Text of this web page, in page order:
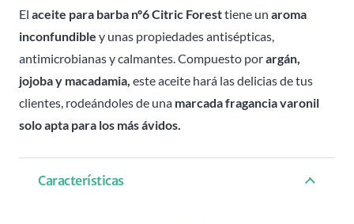
nº6
Citric
Forest
-
Hey
Joe!
cantidad
El aceite para barba nº6 Citric Foresttiene un aroma
inconfundible y unas propiedades antisépticas,
antimicrobianas y calmantes. Compuesto porargán,
jojoba y macadamia, este aceite hará las delicias de tus
clientes, rodeándoles de una marcada fragancia varonil
solo apta para los más ávidos.
Características